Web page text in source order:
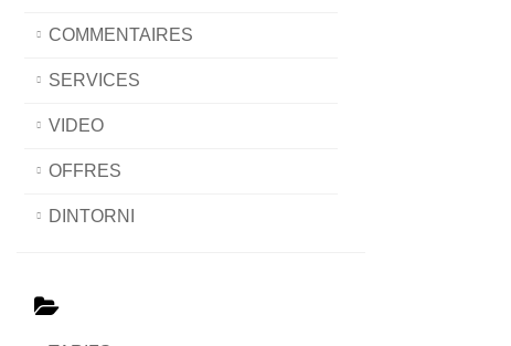
COMMENTAIRES
SERVICES
VIDEO
OFFRES
DINTORNI